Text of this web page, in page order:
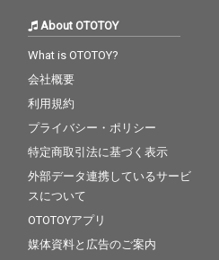
About OTOTOY
What is OTOTOY?
会社概要
利用規約
プライバシー・ポリシー
特定商取引法に基づく表示
外部データ連携しているサービ
スについて
OTOTOYアプリ
媒体資料と広告のご案内